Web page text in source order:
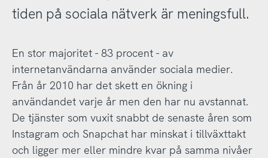
tiden på sociala nätverk är meningsfull.
En stor majoritet - 83 procent - av
internetanvändarna använder sociala medier.
Från år 2010 har det skett en ökning i
användandet varje år men den har nu avstannat.
De tjänster som vuxit snabbt de senaste åren som
Instagram och Snapchat har minskat i tillväxttakt
och ligger mer eller mindre kvar på samma nivåer